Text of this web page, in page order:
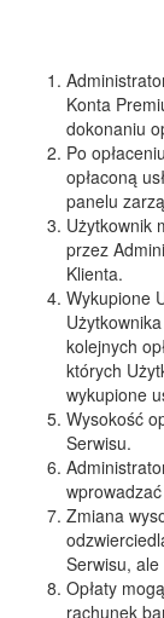
Konta
dokonaniu
Po
opłaconą
panelu
Użytkownik
przez
Klienta.
Wykupione
kolejnych
których
wykupione
Wysokość
Serwisu.
Zmiana
Serwisu,
Opłaty
rachunek